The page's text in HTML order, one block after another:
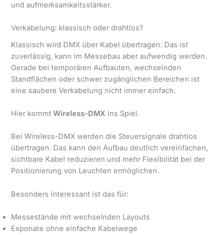
und aufmerksamkeitsstärker.
Verkabelung: klassisch oder drahtlos?
Klassisch wird DMX über Kabel übertragen. Das ist
zuverlässig, kann im Messebau aber aufwendig werden.
Gerade bei temporären Aufbauten, wechselnden
Standflächen oder schwer zugänglichen Bereichen ist
eine saubere Verkabelung nicht immer einfach.
Hier kommtWireless-DMX ins Spiel.
Bei Wireless-DMX werden die Steuersignale drahtlos
übertragen. Das kann den Aufbau deutlich vereinfachen,
sichtbare Kabel reduzieren und mehr Flexibilität bei der
Positionierung von Leuchten ermöglichen.
Besonders interessant ist das für:
Messestände mit wechselnden Layouts
Exponate ohne einfache Kabelwege